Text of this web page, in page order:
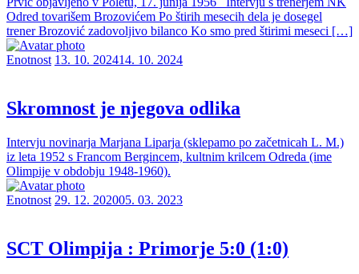
Odred tovarišem Brozovićem Po štirih mesecih dela je dosegel
trener Brozović zadovoljivo bilanco Ko smo pred štirimi meseci […]
Enotnost 13. 10. 202414. 10. 2024
Skromnost je njegova odlika
Intervju novinarja Marjana Liparja (sklepamo po začetnicah L. M.)
iz leta 1952 s Francom Bergincem, kultnim krilcem Odreda (ime
Olimpije v obdobju 1948-1960).
Enotnost 29. 12. 202005. 03. 2023
SCT Olimpija : Primorje 5:0 (1:0)